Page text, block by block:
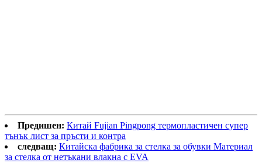
Предишен: Китай Fujian Pingpong термопластичен супер
тънък лист за пръсти и контра
следващ: Китайска фабрика за стелка за обувки Материал
за стелка от нетъкани влакна с EVA